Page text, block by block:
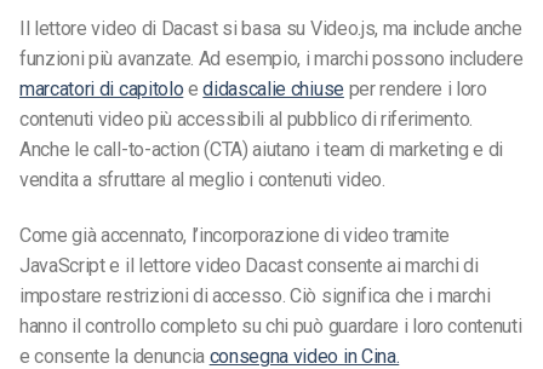
Il lettore video di Dacast si basa su Video.js, ma include anche
funzioni più avanzate. Ad esempio, i marchi possono includere
marcatori di capitolo edidascalie chiuse per rendere i loro
contenuti video più accessibili al pubblico di riferimento.
Anche le call-to-action (CTA) aiutano i team di marketing e di
vendita a sfruttare al meglio i contenuti video.
Come già accennato, l’incorporazione di video tramite
JavaScript e il lettore video Dacast consente ai marchi di
impostare restrizioni di accesso. Ciò significa che i marchi
hanno il controllo completo su chi può guardare i loro contenuti
e consente la denuncia consegna video in Cina.